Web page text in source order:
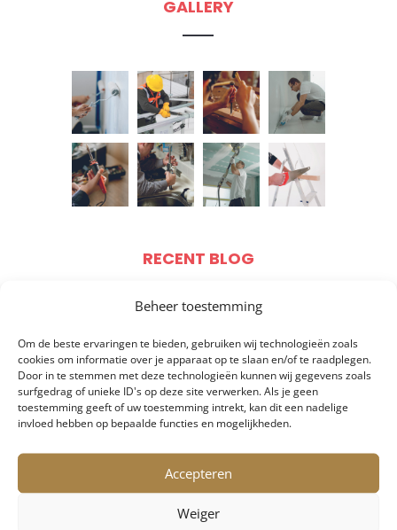
Beheer toestemming
Om de beste ervaringen te bieden, gebruiken wij technologieën zoals
cookies om informatie over je apparaat op te slaan en/of te raadplegen.
Door in te stemmen met deze technologieën kunnen wij gegevens zoals
surfgedrag of unieke ID's op deze site verwerken. Als je geen
toestemming geeft of uw toestemming intrekt, kan dit een nadelige
invloed hebben op bepaalde functies en mogelijkheden.
Accepteren
Weiger
GALLERY
RECENT BLOG